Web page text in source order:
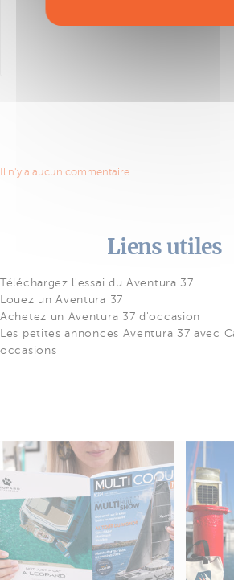
Il n'y a aucun commentaire.
Liens utiles
Téléchargez l'essai du Aventura 37
Louez un Aventura 37
Achetez un Aventura 37 d'occasion
Les petites annonces Aventura 37 avec
occasions